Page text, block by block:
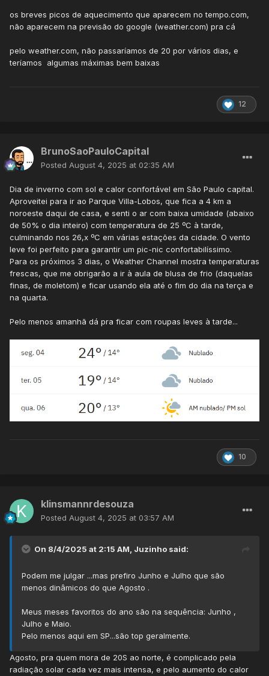
os breves picos de aquecimento que aparecem no tempo.com,
não aparecem na previsão do google (weather.com) pra cá
pelo weather.com, não passaríamos de 20 por vários dias, e
teríamos algumas máximas bem baixas
12
BrunoSaoPauloCapital
Posted August 4, 2025 at 02:35 AM
Dia de inverno com sol e calor confortável em São Paulo capital.
Aproveitei para ir ao Parque Villa-Lobos, que fica a 4 km a
noroeste daqui de casa, e senti o ar com baixa umidade (abaixo
de 50% o dia inteiro) com temperatura de 25 ºC à tarde,
culminando nos 26,x ºC em várias estações da cidade. O vento
leve foi perfeito para garantir um pic-nic confortabilíssimo.
Para os próximos 3 dias, o Weather Channel mostra temperaturas
frescas, que me obrigarão a ir à aula de blusa de frio (daquelas
finas, de moletom) e ficar usando ela até o fim do dia na terça e
na quarta.
Pelo menos amanhã dá pra ficar com roupas leves à tarde...
10
klinsmannrdesouza
Posted August 4, 2025 at 03:57 AM
On 8/4/2025 at 2:15 AM, Juzinho said:
Podem me julgar ...mas prefiro Junho e Julho que são
menos dinâmicos do que Agosto .
Meus meses favoritos do ano são na sequência: Junho ,
Julho e Maio.
Pelo menos aqui em SP...são top geralmente.
Agosto, pra quem mora de 20S ao norte, é complicado pela
radiação solar cada vez mais intensa, e pelo aumento do calor